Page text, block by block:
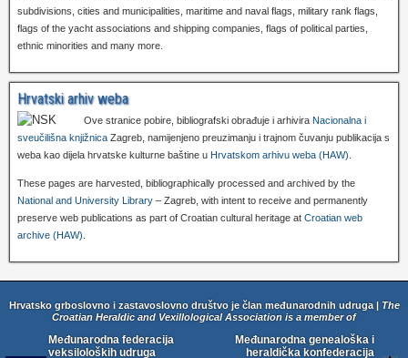
subdivisions, cities and municipalities, maritime and naval flags, military rank flags,
flags of the yacht associations and shipping companies, flags of political parties,
ethnic minorities and many more.
Hrvatski arhiv weba
Ove stranice pobire, bibliografski obrađuje i arhivira Nacionalna i
sveučilišna knjižnica Zagreb, namijenjeno preuzimanju i trajnom čuvanju publikacija s
weba kao dijela hrvatske kulturne baštine u Hrvatskom arhivu weba (HAW)
These pages are harvested, bibliographically processed and archived by the
National and University Library – Zagreb, with intent to receive and permanently
preserve web publications as part of Croatian cultural heritage at Croatian web
archive (HAW)
Hrvatsko grboslovno i zastavoslovno društvo je član međunarodnih udruga | The
Croatian Heraldic and Vexillological Association is a member of
Međunarodna federacija
veksiloloških udruga
Međunarodna genealoška i
heraldička konfederacija